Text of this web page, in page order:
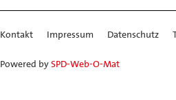
Kontakt Impressum Datenschutz
Powered bySPD-Web-O-Mat